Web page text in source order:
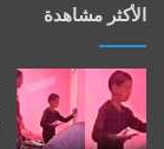
الأكثر مشاهدة